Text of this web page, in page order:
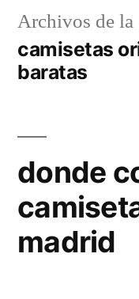
Archivos de la
camisetas
baratas
donde
madrid